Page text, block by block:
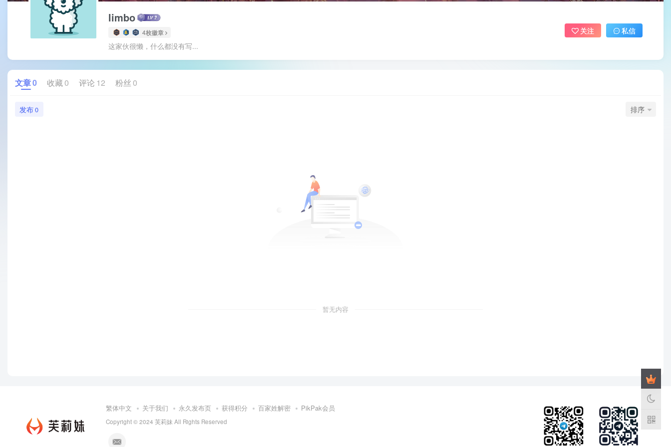
limbo
4枚徽章
这家伙很懒，什么都没有写...
关注 私信
文章0 收藏 0 评论 12 粉丝 0
发布0 排序
暂无内容
繁体中文 关于我们 永久发布页 获得积分 百家姓解密 PikPak会员
Copyright © 2024 芙莉妹 All Rights Reserved